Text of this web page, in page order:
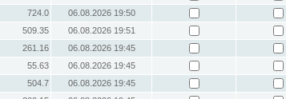
724.0
06.08.2026 19:50
509.35
06.08.2026 19:51
261.16
06.08.2026 19:45
55.63
06.08.2026 19:45
504.7
06.08.2026 19:45